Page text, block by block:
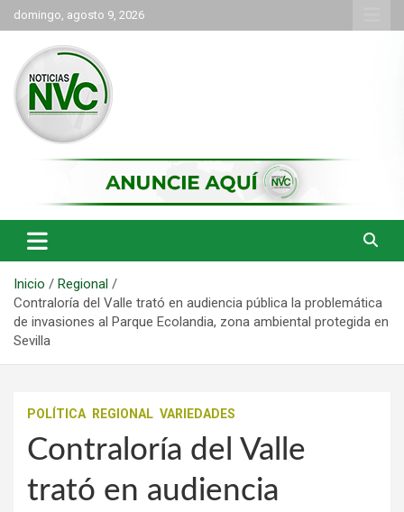
Saltar
al
contenido
domingo, agosto 9, 2026
NVC Noticias
Inicio
Regional
Contraloría del Valle trató en audiencia pública la problemática
de invasiones al Parque Ecolandia, zona ambiental protegida en
Sevilla
POLÍTICA REGIONAL VARIEDADES
Contraloría del Valle
trató en audiencia